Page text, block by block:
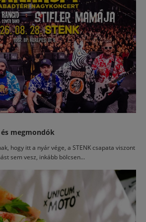
megmondók
hogy itt a nyár vége, a STENK csapata viszont
sem vesz, inkább bölcsen...